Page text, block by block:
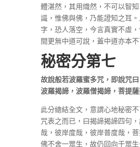
體湛然，其用熾然，不可以智
識，惟佛與佛，乃能證知之耳
字，恐人落空，今言真實不虛
間更無中道可說，蓋中道亦本不
秘密分第七
故說般若波羅蜜多咒，即說咒曰
波羅揭諦，波羅僧揭諦，菩提薩
此分總結全文，意謂心地秘密
咒表之而已，曰揭諦揭諦四句
哉，彼岸度哉，彼岸普度哉，
佛不舍一眾生，故仍回向于眾